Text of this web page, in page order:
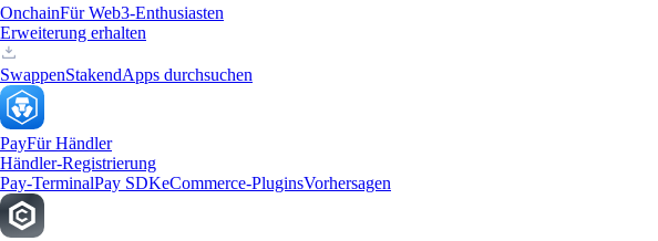
OnchainFür Web3-Enthusiasten
Erweiterung erhalten
SwappenStakendApps durchsuchen
PayFür Händler
Händler-Registrierung
Pay-TerminalPay SDKeCommerce-PluginsVorhersagen